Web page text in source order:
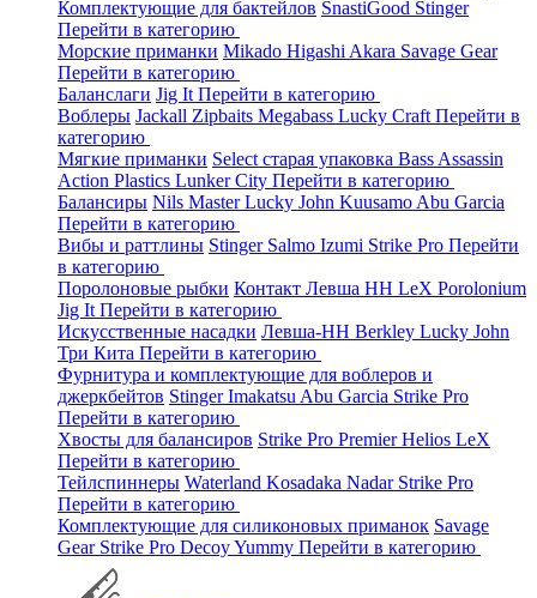
Комплектующие для бактейлов SnastiGood Stinger
Перейти в категорию
Морские приманки Mikado Higashi Akara Savage Gear
Перейти в категорию
Баланслаги Jig It Перейти в категорию
Воблеры Jackall Zipbaits Megabass Lucky Craft Перейти в
категорию
Мягкие приманки Select старая упаковка Bass Assassin
Action Plastics Lunker City Перейти в категорию
Балансиры Nils MasterLucky John Kuusamo Abu Garcia
Перейти в категорию
Вибы и раттлины Stinger Salmo Izumi Strike Pro Перейти
в категорию
Поролоновые рыбки Контакт Левша НН LeX Porolonium
Jig It Перейти в категорию
Искусственные насадки Левша-НН Berkley Lucky John
Три Кита Перейти в категорию
Фурнитура и комплектующие для воблеров и
джеркбейтов StingerImakatsu Abu Garcia Strike Pro
Перейти в категорию
Хвосты для балансиров Strike Pro PremierHelios LeX
Перейти в категорию
Тейлспиннеры Waterland Kosadaka Nadar Strike Pro
Перейти в категорию
Комплектующие для силиконовых приманок Savage
Gear Strike Pro DecoyYummy Перейти в категорию